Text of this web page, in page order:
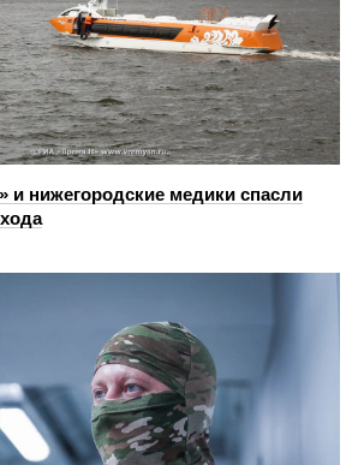
и нижегородские медики спасли